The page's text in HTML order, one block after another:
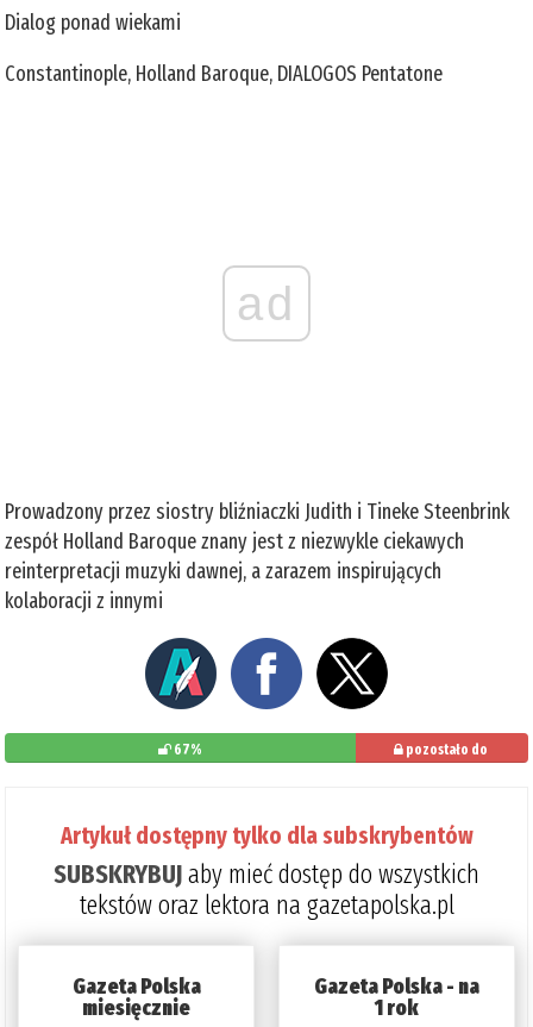
Dialog ponad wiekami
Constantinople, Holland Baroque, DIALOGOS Pentatone
ad
Prowadzony przez siostry bliźniaczki Judith i Tineke Steenbrink
zespół Holland Baroque znany jest z niezwykle ciekawych
reinterpretacji muzyki dawnej, a zarazem inspirujących
kolaboracji z innymi
67%
pozostało do
Artykuł dostępny tylko dla subskrybentów
SUBSKRYBUJaby mieć dostęp do wszystkich
tekstów oraz lektora na gazetapolska.pl
Gazeta Polska
miesięcznie
Gazeta Polska - na
1 rok